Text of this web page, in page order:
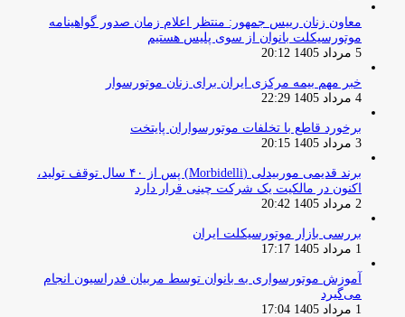
معاون زنان رییس جمهور: منتظر اعلام زمان صدور گواهینامه
موتورسیکلت بانوان از سوی پلیس هستیم
5 مرداد 1405 20:12
خبر مهم بیمه مرکزی ایران برای زنان موتورسوار
4 مرداد 1405 22:29
برخورد قاطع با تخلفات موتورسواران پایتخت
3 مرداد 1405 20:15
برند قدیمی موربیدلی (Morbidelli) پس از ۴۰ سال توقف تولید،
اکنون در مالکیت یک شرکت چینی قرار دارد
2 مرداد 1405 20:42
بررسی بازار موتورسیکلت ایران
1 مرداد 1405 17:17
آموزش موتورسواری به بانوان توسط مربیان فدراسیون انجام
می‌گیرد
1 مرداد 1405 17:04